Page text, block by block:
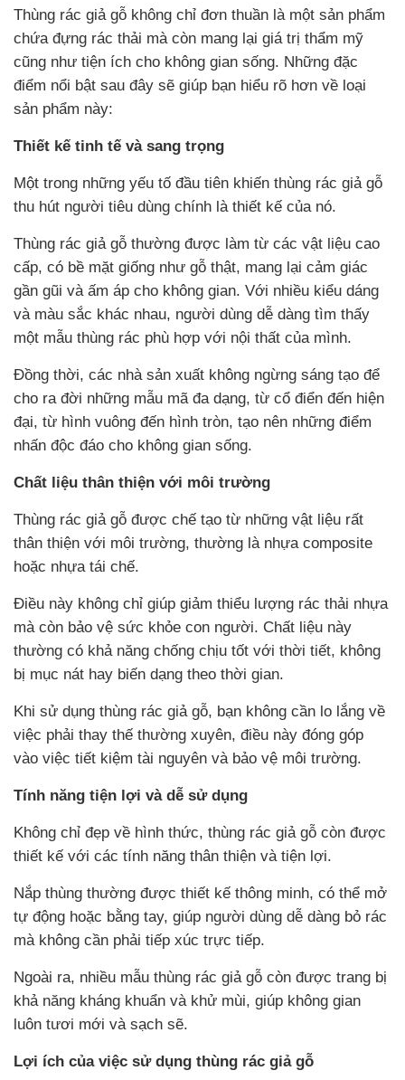
Thùng rác giả gỗ không chỉ đơn thuần là một sản phẩm
chứa đựng rác thải mà còn mang lại giá trị thẩm mỹ
cũng như tiện ích cho không gian sống. Những đặc
điểm nổi bật sau đây sẽ giúp bạn hiểu rõ hơn về loại
sản phẩm này:
Thiết kế tinh tế và sang trọng
Một trong những yếu tố đầu tiên khiến thùng rác giả gỗ
thu hút người tiêu dùng chính là thiết kế của nó.
Thùng rác giả gỗ thường được làm từ các vật liệu cao
cấp, có bề mặt giống như gỗ thật, mang lại cảm giác
gần gũi và ấm áp cho không gian. Với nhiều kiểu dáng
và màu sắc khác nhau, người dùng dễ dàng tìm thấy
một mẫu thùng rác phù hợp với nội thất của mình.
Đồng thời, các nhà sản xuất không ngừng sáng tạo để
cho ra đời những mẫu mã đa dạng, từ cổ điển đến hiện
đại, từ hình vuông đến hình tròn, tạo nên những điểm
nhấn độc đáo cho không gian sống.
Chất liệu thân thiện với môi trường
Thùng rác giả gỗ được chế tạo từ những vật liệu rất
thân thiện với môi trường, thường là nhựa composite
hoặc nhựa tái chế.
Điều này không chỉ giúp giảm thiểu lượng rác thải nhựa
mà còn bảo vệ sức khỏe con người. Chất liệu này
thường có khả năng chống chịu tốt với thời tiết, không
bị mục nát hay biến dạng theo thời gian.
Khi sử dụng thùng rác giả gỗ, bạn không cần lo lắng về
việc phải thay thế thường xuyên, điều này đóng góp
vào việc tiết kiệm tài nguyên và bảo vệ môi trường.
Tính năng tiện lợi và dễ sử dụng
Không chỉ đẹp về hình thức, thùng rác giả gỗ còn được
thiết kế với các tính năng thân thiện và tiện lợi.
Nắp thùng thường được thiết kế thông minh, có thể mở
tự động hoặc bằng tay, giúp người dùng dễ dàng bỏ rác
mà không cần phải tiếp xúc trực tiếp.
Ngoài ra, nhiều mẫu thùng rác giả gỗ còn được trang bị
khả năng kháng khuẩn và khử mùi, giúp không gian
luôn tươi mới và sạch sẽ.
Lợi ích của việc sử dụng thùng rác giả gỗ